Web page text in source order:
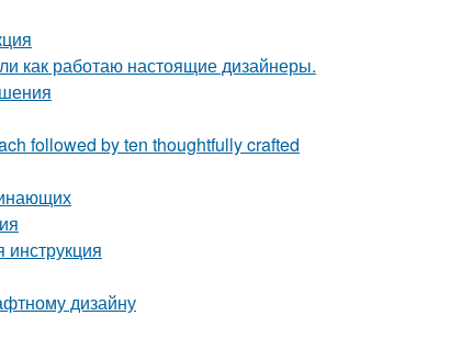
как работаю настоящие дизайнеры.
followed by ten thoughtfully crafted
дизайну